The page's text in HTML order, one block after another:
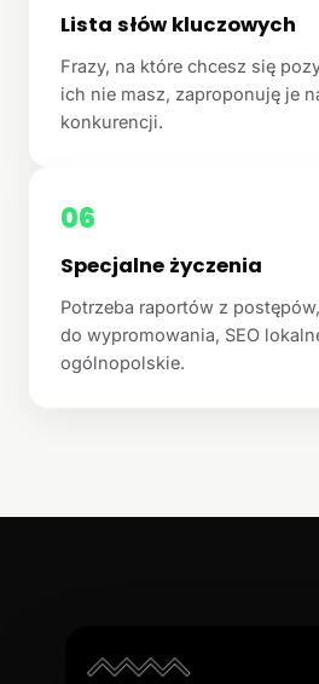
Lista słów kluczowych
Frazy, na które chcesz się
ich nie masz, zaproponuję je
konkurencji.
06
Specjalne życzenia
Potrzeba raportów z
do wypromowania, SEO
ogólnopolskie.